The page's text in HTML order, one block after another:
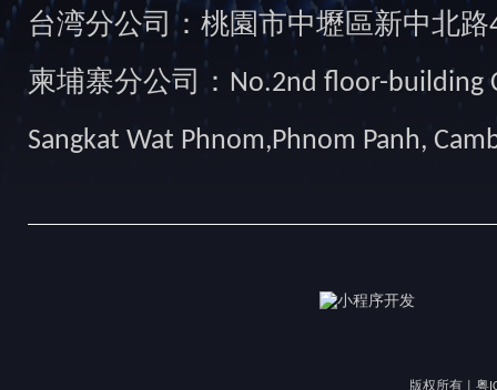
台湾分公司：桃園市中壢區新中北路
柬埔寨分公司：No.2nd floor-building
Sangkat Wat Phnom,Phnom Panh,
版权所有 | 粤